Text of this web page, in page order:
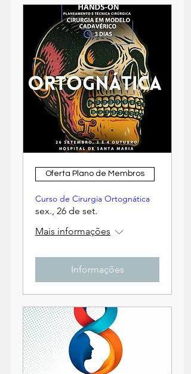
Oferta Plano de Membros
Curso de Cirurgia Ortognática
sex., 26 de set.
Mais informações
Informações